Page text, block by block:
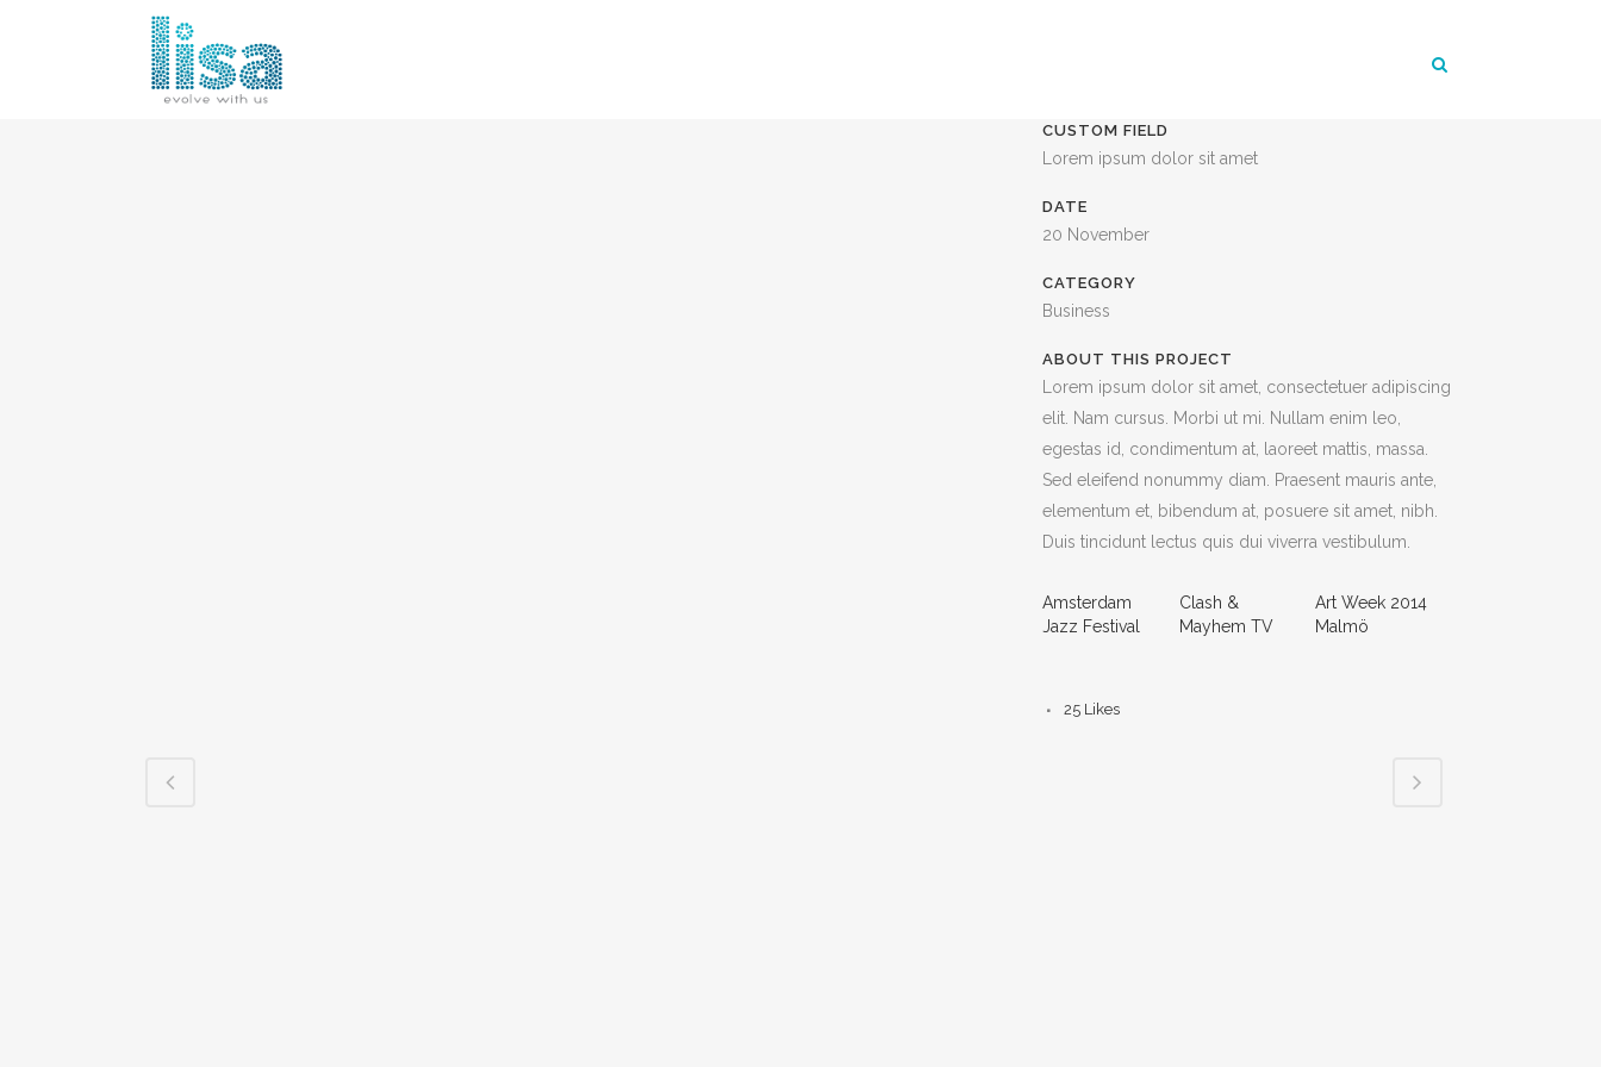
CUSTOM FIELD
Lorem ipsum dolor sit amet
DATE
20 November
CATEGORY
Business
ABOUT THIS PROJECT
Lorem ipsum dolor sit amet, consectetuer adipiscing
elit. Nam cursus. Morbi ut mi. Nullam enim leo,
egestas id, condimentum at, laoreet mattis, massa.
Sed eleifend nonummy diam. Praesent mauris ante,
elementum et, bibendum at, posuere sit amet, nibh.
Duis tincidunt lectus quis dui viverra vestibulum.
Amsterdam
Jazz Festival
Clash &
Mayhem TV
Art Week 2014
Malmö
25 Likes